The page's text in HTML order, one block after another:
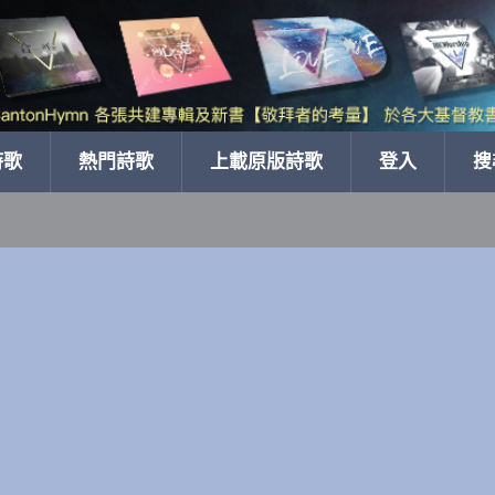
熱門詩歌 上載原版詩歌 登入